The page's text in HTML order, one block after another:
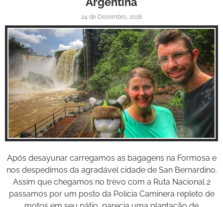
24 de Dezembro, 2018
Inspire-se!
Após desayunar carregamos as bagagens na Formosa e
nos despedimos da agradável cidade de San Bernardino.
Assim que chegamos no trevo com a Ruta Nacional 2
passamos por um posto da Policia Caminera repleto de